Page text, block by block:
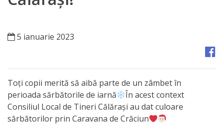
Orașe
Registrul
de
Stat
5 ianuarie 2023
Toți copii merită să aibă parte de un zâmbet în
perioada sărbătorile de iarnă
În acest context
Consiliul Local de Tineri Călărași au dat culoare
sărbătorilor prin Caravana de Crăciun